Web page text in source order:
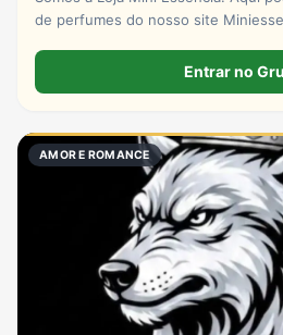
de perfumes do nosso site
Entrar no
AMOR E ROMANCE